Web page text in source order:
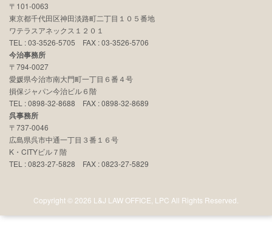
〒101-0063
東京都千代田区神田淡路町二丁目１０５番地
ワテラスアネックス１２０１
TEL : 03-3526-5705 FAX : 03-3526-5706
今治事務所
〒794-0027
愛媛県今治市南大門町一丁目６番４号
損保ジャパン今治ビル６階
TEL : 0898-32-8688 FAX : 0898-32-8689
呉事務所
〒737-0046
広島県呉市中通一丁目３番１６号
K・CITYビル７階
TEL : 0823-27-5828 FAX : 0823-27-5829
Copyright © 2026 L&J LAW OFFICE, LPC All Rights Reserved.